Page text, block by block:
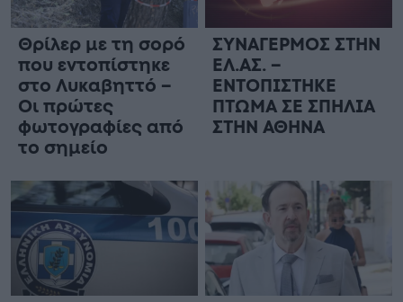
Θρίλερ με τη σορό
που εντοπίστηκε
στο Λυκαβηττό –
Οι πρώτες
φωτογραφίες από
το σημείο
ΣΥΝΑΓΕΡΜΟΣ ΣΤΗΝ
ΕΛ.ΑΣ. –
ΕΝΤΟΠΙΣΤΗΚΕ
ΠΤΩΜΑ ΣΕ ΣΠΗΛΙΑ
ΣΤΗΝ ΑΘΗΝΑ